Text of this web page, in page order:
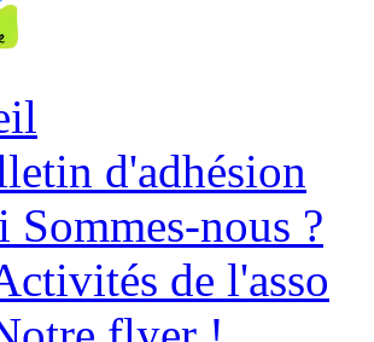
d'adhésion
Sommes-nous ?
de l'asso